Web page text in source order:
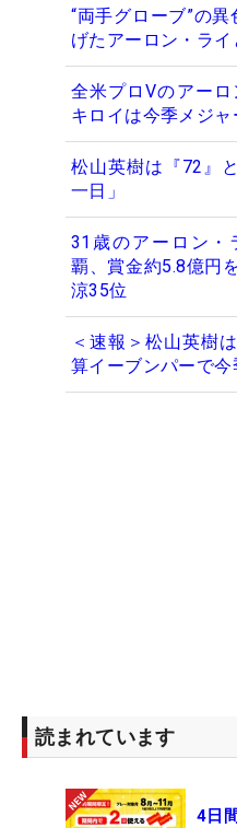
“両手グローブ”の
げたアーロン・ライ
全米プロVのアー
キロイは今季メジャ
松山英樹は『72』
一日」
31歳のアーロン・
覇、賞金約5.8億円
涼35位
＜速報＞松山英樹
算イーブンパーで
読まれています
4日